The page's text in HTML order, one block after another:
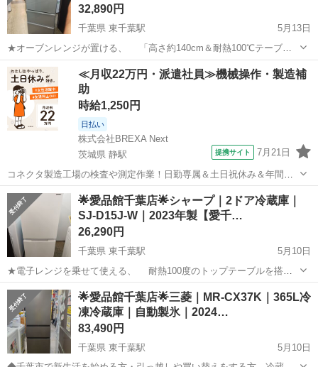
32,890円
千葉県 東千葉駅
5月13日
★オーブンレンジが置ける、 「高さ約140cm＆耐熱100℃テーブ
ル」採用！ ★「3ドア・独立野菜室&全段強化処理ガラス棚」、 搭
載の使いやすい冷蔵庫です♪ ---------------------------...
千葉 千葉市 東千葉駅 キッチン家電 AQR
≪月収22万円・派遣社員≫機械操作・製造補
助
時給1,250円
日払い
株式会社BREXA Next
茨城県 静駅
提携サイト 7月21日
コネクタ製造工場の検査や測定作業！日勤専属＆土日祝休み＆年間休
日128日★クリーンルーム内作業★マイカー通勤OK＆無料駐車場あり
★就業先食堂利用可！日払い制度あり！《茨城県常陸大宮市》 人気の
工場のお仕事 ◇コネクタ製造工...
茨城 常陸大宮市 静駅 その他
🌟愛品館千葉店🌟シャープ｜2ドア冷蔵庫｜
SJ-D15J-W｜2023年製【愛千…
26,290円
千葉県 東千葉駅
5月10日
★電子レンジを乗せて使える、 耐熱100度のトップテーブルを搭
載！ ★ドアの開閉方向を自由につけかえ可能な、 「つけかえどっち
もドア」採用の冷蔵庫です♪ -----------------------------...
千葉 千葉市 東千葉駅 キッチン家電
🌟愛品館千葉店🌟三菱｜MR-CX37K｜365L冷
凍冷蔵庫｜自動製氷｜2024…
83,490円
千葉県 東千葉駅
5月10日